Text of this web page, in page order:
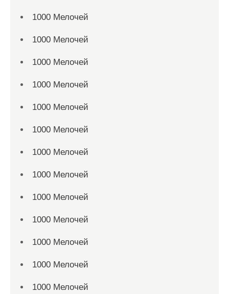
1000 Мелочей
1000 Мелочей
1000 Мелочей
1000 Мелочей
1000 Мелочей
1000 Мелочей
1000 Мелочей
1000 Мелочей
1000 Мелочей
1000 Мелочей
1000 Мелочей
1000 Мелочей
1000 Мелочей